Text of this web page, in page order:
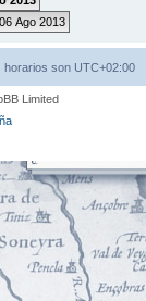
horarios son UTC+02:00
Limited